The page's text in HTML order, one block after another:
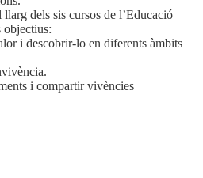
dels sis cursos de l’Educació
objectius:
i descobrir-lo en diferents àmbits
i compartir vivències